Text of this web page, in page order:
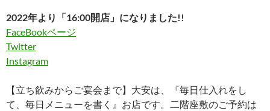
2022年より「16:00開店」になりました!!
FaceBookページ
Twitter
Instagram
【立ち飲みからご宴会まで】大安は、『毎日仕入れをし
て、毎日メニューを書く』お店です。二階座敷のご予約は